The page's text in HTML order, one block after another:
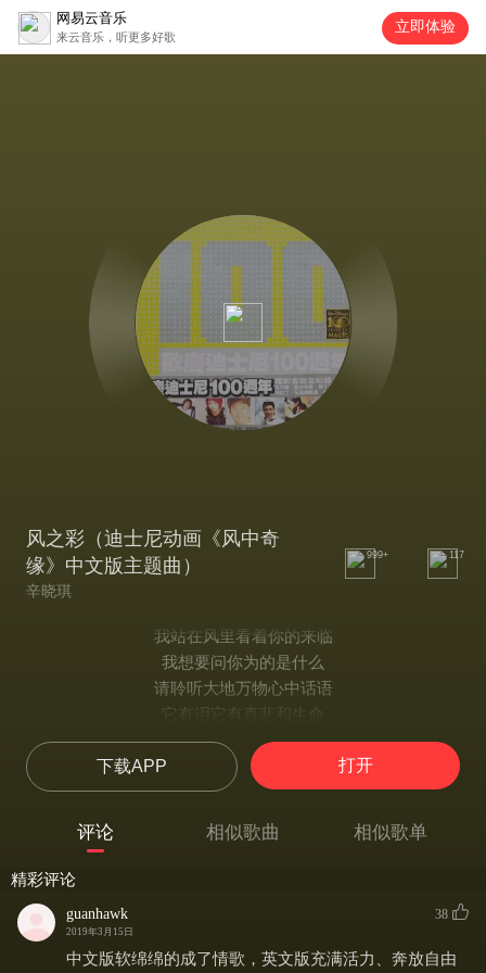
网易云音乐
来云音乐，听更多好歌
立即体验
风之彩（迪士尼动画《风中奇
缘》中文版主题曲）
辛晓琪
999+ 117
我站在风里看着你的来临
我想要问你为的是什么
请聆听大地万物心中话语
它有泪它有喜悲和生命
你从来不曾用心看看这里
怎会发现另一个世界
但我俩在这风中如此相遇
你听风在说话说着不朽的情爱
你的心会画出风中的色彩
下载APP 打开
评论 相似歌曲 相似歌单
精彩评论
guanhawk
2019年3月15日
38
中文版软绵绵的成了情歌，英文版充满活力、奔放自由